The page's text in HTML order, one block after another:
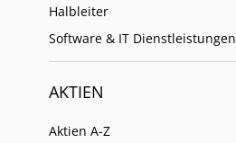
Halbleiter
Software & IT Dienstleistungen
AKTIEN
Aktien A-Z